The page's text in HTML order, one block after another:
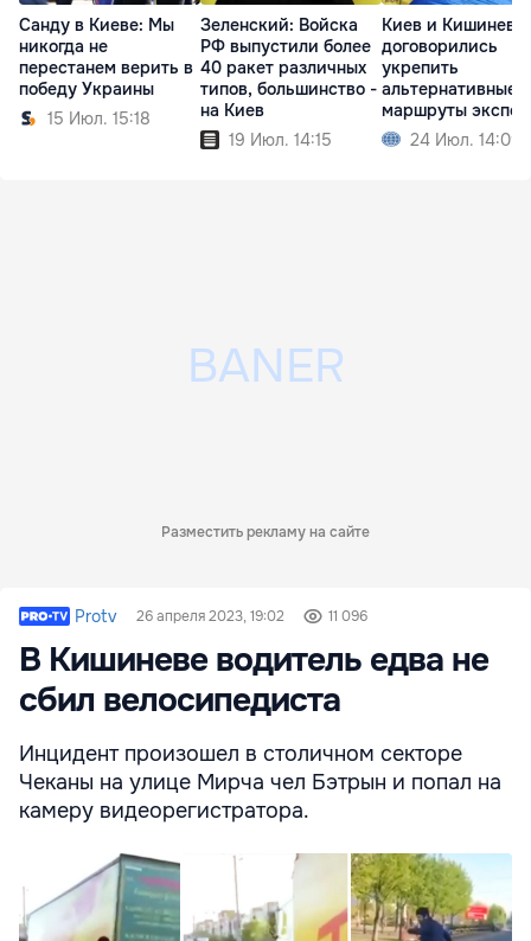
Санду в Киеве: Мы
никогда не
перестанем верить в
победу Украины
15 Июл. 15:18
Зеленский: Войска
РФ выпустили более
40 ракет различных
типов, большинство -
на Киев
19 Июл. 14:15
Киев и Кишинев
договорились
укрепить
альтернативные
маршруты
зерна24 Июл. 14:09
Разместить рекламу на сайте
Protv 26 апреля 2023, 19:02 11 096
В Кишиневе водитель едва не
сбил велосипедиста
Инцидент произошел в столичном секторе
Чеканы на улице Мирча чел Бэтрын и попал на
камеру видеорегистратора.